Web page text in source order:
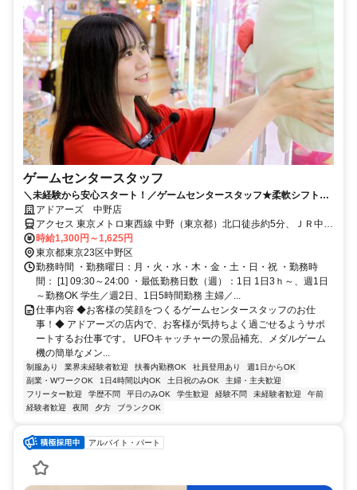
ゲームセンタースタッフ
＼未経験から安心スタート！／ゲームセンタースタッフ★柔軟シフトで
自分らしく働ける♪
アドアーズ 中野店
アクセス 東京メトロ東西線 中野（東京都）北口徒歩約5分、ＪＲ中央
本線 中野（東京都）北口徒歩約5分、西武新宿線 新井薬師前南口徒歩
約14分
時給1,300円～1,625円
東京都東京23区中野区
勤務時間 ・勤務曜日：月・火・水・木・金・土・日・祝 ・勤務時
間： [1] 09:30～24:00 ・最低勤務日数（週）：1日 1日3ｈ～、週1日
～勤務OK 学生／週2日、1日5時間勤務 主婦／...
仕事内容 ◆お客様の笑顔をつくるゲームセンタースタッフのお仕
事！◆ アドアーズの店内で、お客様が気持ちよく過ごせるようサポ
ートするお仕事です。 UFOキャッチャーの景品補充、メダルゲーム
機の簡単なメン...
制服あり 業界未経験者歓迎 扶養内勤務OK 社員登用あり
週1日からOK
副業・WワークOK
1日4時間以内OK 土日祝のみOK
主婦・主夫歓迎
フリーター歓迎
学歴不問 平日のみOK 学生歓迎 経験不問 未経験者歓迎
午前
経験者歓迎
夜間 夕方 ブランクOK
アルバイト・パート